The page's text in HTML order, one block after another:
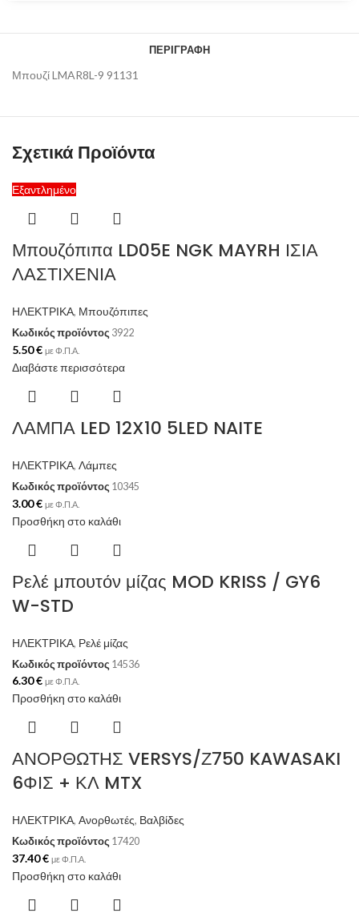
ΠΕΡΙΓΡΑΦΉ
Μπουζί LMAR8L-9 91131
Σχετικά Προϊόντα
Εξαντλημένο
Μπουζόπιπα LD05E NGK MAYRH ΙΣΙΑ
ΛΑΣΤΙΧΕΝΙΑ
ΗΛΕΚΤΡΙΚΑ, Μπουζόπιπες
Κωδικός προϊόντος 3922
5.50€ με Φ.Π.Α.
Διαβάστε περισσότερα
ΛΑΜΠΑ LED 12X10 5LED NAITE
ΗΛΕΚΤΡΙΚΑ, Λάμπες
Κωδικός προϊόντος 10345
3.00€ με Φ.Π.Α.
Προσθήκη στο καλάθι
Ρελέ μπουτόν μίζας MOD KRISS / GY6
W-STD
ΗΛΕΚΤΡΙΚΑ, Ρελέ μίζας
Κωδικός προϊόντος 14536
6.30€ με Φ.Π.Α.
Προσθήκη στο καλάθι
ΑΝΟΡΘΩΤΗΣ VERSYS/Ζ750 KAWASAKI
6ΦΙΣ + ΚΛ MTX
ΗΛΕΚΤΡΙΚΑ, Ανορθωτές, Βαλβίδες
Κωδικός προϊόντος 17420
37.40€ με Φ.Π.Α.
Προσθήκη στο καλάθι